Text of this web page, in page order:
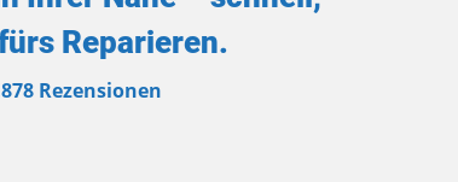
Reparieren.
Rezensionen